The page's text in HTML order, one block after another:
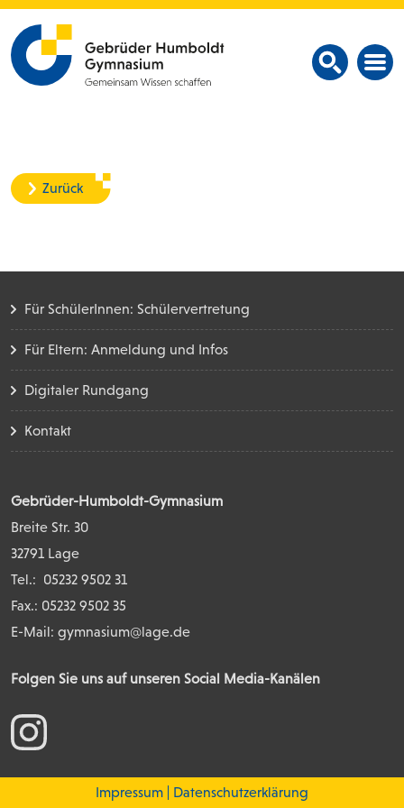
Zurück
Für SchülerInnen: Schülervertretung
Für Eltern: Anmeldung und Infos
Digitaler Rundgang
Kontakt
Gebrüder-Humboldt-Gymnasium
Breite Str. 30
32791 Lage
Tel.: 05232 9502 31
Fax.: 05232 9502 35
E-Mail: gymnasium@lage.de
Folgen Sie uns auf unseren Social Media-Kanälen
Impressum Datenschutzerklärung